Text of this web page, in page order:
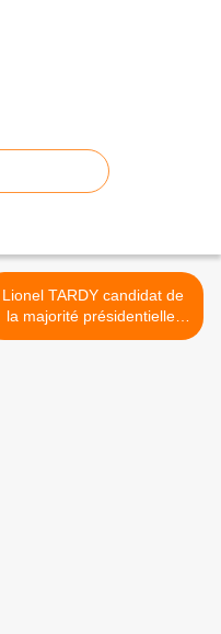
Lionel TARDY candidat de
la majorité présidentielle,
mais laquelle ? >